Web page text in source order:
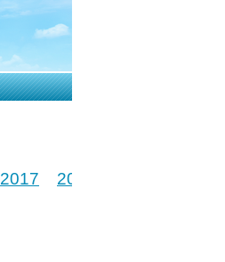
2017 2018